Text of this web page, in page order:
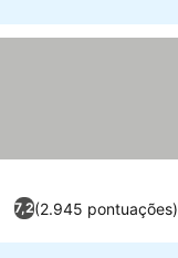
7,2(2.945 pontuações)